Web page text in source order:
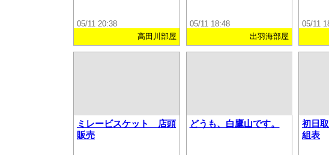
05/11 20:38
高田川部屋
05/11 18:48
出羽海部屋
05/11
ミレービスケット 店頭
販売
どうも、白鷹山です。
初日
組表